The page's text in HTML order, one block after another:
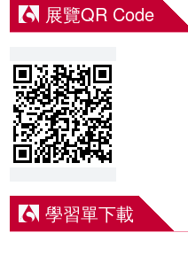
展覽QR Code
學習單下載